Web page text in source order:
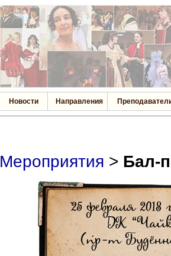
Новости Направления
Мероприятия > Бал-